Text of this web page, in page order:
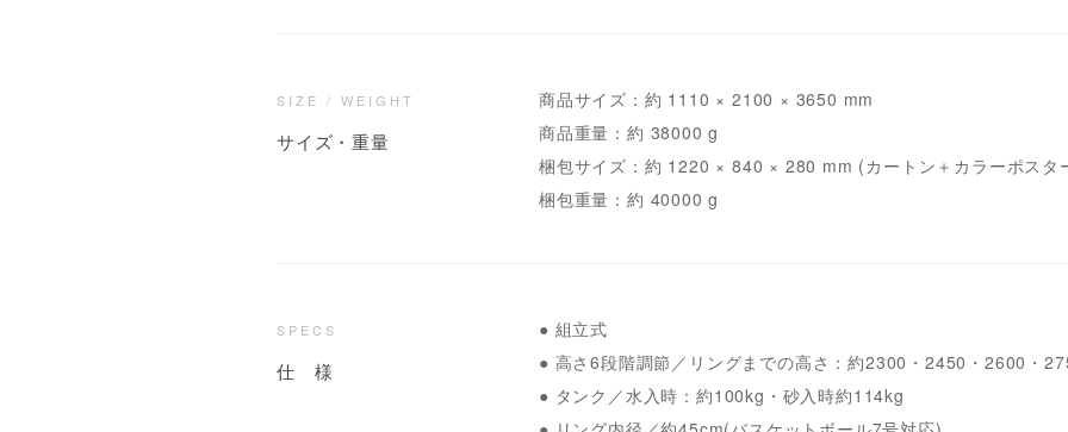
SIZE / WEIGHT
サイズ・重量
商品サイズ：約 1110 × 2100 × 3650 mm
商品重量：約 38000 g
梱包サイズ：約 1220 × 840 × 280 mm (カートン＋カラーポスタ
梱包重量：約 40000 g
SPECS
仕 様
● 組立式
● 高さ6段階調節／リングまでの高さ：約2300・2450・2600・
● タンク／水入時：約100kg・砂入時約114kg